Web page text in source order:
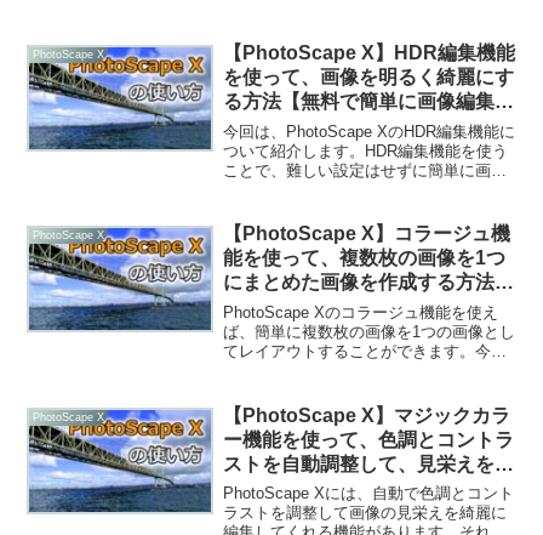
他の機能もいろいろ試しながら使うこ
と...
PhotoScape X
【PhotoScape X】HDR編集機能
を使って、画像を明るく綺麗にす
る方法【無料で簡単に画像編集
（フォトスケープ X）】
今回は、PhotoScape XのHDR編集機能に
ついて紹介します。HDR編集機能を使う
ことで、難しい設定はせずに簡単に画像
ると不自然に明るくなってしまうという
悩みがあ...
PhotoScape X
【PhotoScape X】コラージュ機
能を使って、複数枚の画像を1つ
にまとめた画像を作成する方法
【無料で簡単に画像編集（フォト
スケープ X）】
PhotoScape Xのコラージュ機能を使え
ば、簡単に複数枚の画像を1つの画像とし
てレイアウトすることができます。今回
像例を紹介します。コラージュ機能の基
本的な使い方1...
PhotoScape X
【PhotoScape X】マジックカラ
ー機能を使って、色調とコントラ
ストを自動調整して、見栄えを良
くする方法【無料で簡単に画像編
集（フォトスケープ X）】
PhotoScape Xには、自動で色調とコント
ラストを調整して画像の見栄えを綺麗に